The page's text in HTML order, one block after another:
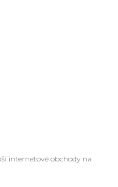
internetové obchody na